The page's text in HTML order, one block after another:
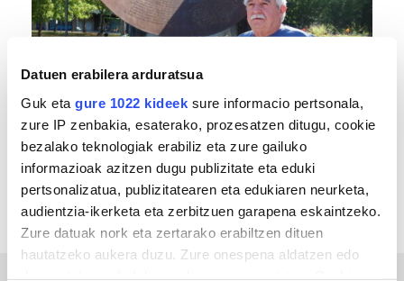
Datuen erabilera arduratsua
Guk eta gure 1022 kideek sure informacio pertsonala,
zure IP zenbakia, esaterako, prozesatzen ditugu, cookie
bezalako teknologiak erabiliz eta zure gailuko
informazioak azitzen dugu publizitate eta eduki
pertsonalizatua, publizitatearen eta edukiaren neurketa,
audientzia-ikerketa eta zerbitzuen garapena eskaintzeko.
Zure datuak nork eta zertarako erabiltzen dituen
hautatzeko aukera duzu. Zure onespena aldatzen edo
MEMORIA HISTORIKOA
«Gai tabua izan da etxe gehienetan, jendeak
azkeneko momentuan hitz egin du»